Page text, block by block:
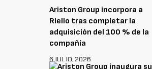
Ariston Group incorpora a
Riello tras completar la
adquisición del 100 % de la
compañía
6 JULIO, 2026